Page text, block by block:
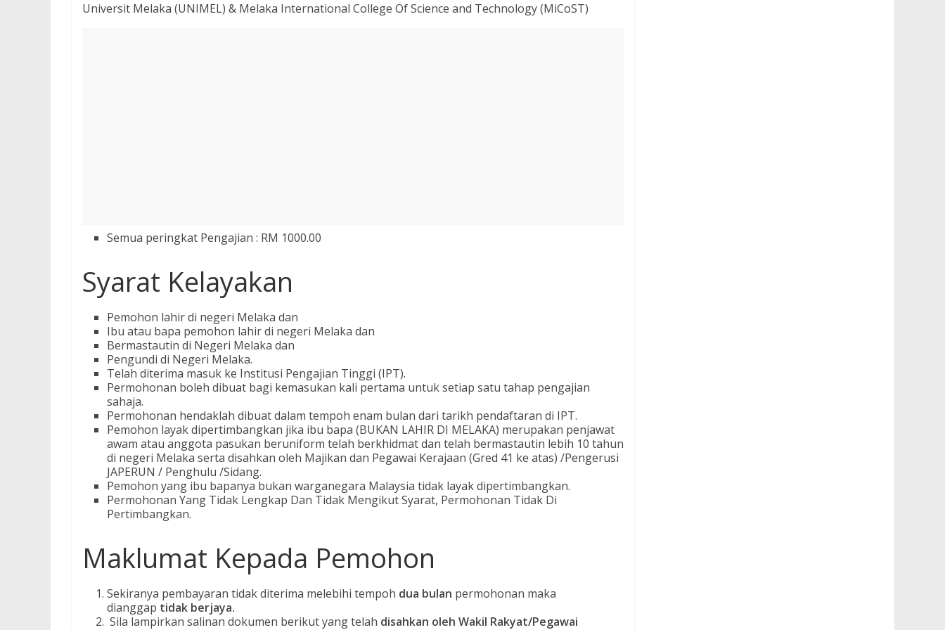
Universit Melaka (UNIMEL) & Melaka International College Of Science and Technology (MiCoST)
Semua peringkat Pengajian : RM 1000.00
Syarat Kelayakan
Pemohon lahir di negeri Melaka dan
Ibu atau bapa pemohon lahir di negeri Melaka dan
Bermastautin di Negeri Melaka dan
Pengundi di Negeri Melaka.
Telah diterima masuk ke Institusi Pengajian Tinggi (IPT).
Permohonan boleh dibuat bagi kemasukan kali pertama untuk setiap satu tahap pengajian
sahaja.
Permohonan hendaklah dibuat dalam tempoh enam bulan dari tarikh pendaftaran di IPT.
Pemohon layak dipertimbangkan jika ibu bapa (BUKAN LAHIR DI MELAKA) merupakan penjawat
awam atau anggota pasukan beruniform telah berkhidmat dan telah bermastautin lebih 10 tahun
di negeri Melaka serta disahkan oleh Majikan dan Pegawai Kerajaan (Gred 41 ke atas) /Pengerusi
JAPERUN / Penghulu /Sidang.
Pemohon yang ibu bapanya bukan warganegara Malaysia tidak layak dipertimbangkan.
Permohonan Yang Tidak Lengkap Dan Tidak Mengikut Syarat, Permohonan Tidak Di
Pertimbangkan.
Maklumat Kepada Pemohon
Sekiranya pembayaran tidak diterima melebihi tempoh dua bulan permohonan maka
dianggap tidak berjaya.
Sila lampirkan salinan dokumen berikut yang telah disahkan oleh Wakil Rakyat/Pegawai